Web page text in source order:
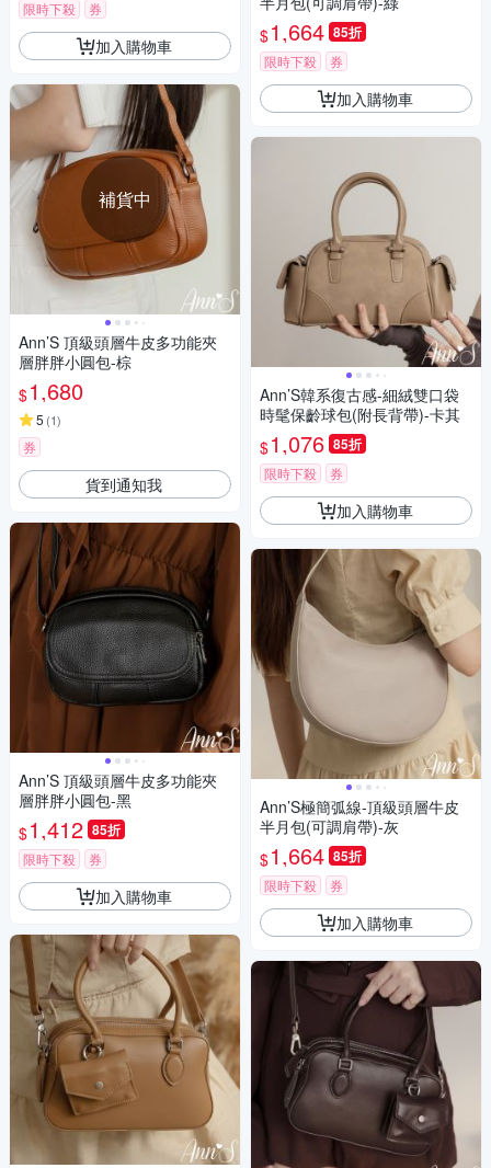
限時下殺 券
加入購物車
補貨中
Ann’S 頂級頭層牛皮多功能夾
層胖胖小圓包-棕
$1,680
5 (1)
券
貨到通知我
Ann’S 頂級頭層牛皮多功能夾
層胖胖小圓包-黑
$1,412 85折
限時下殺 券
加入購物車
$1,664 85折
限時下殺 券
加入購物車
Ann’S韓系復古感-細絨雙口袋
時髦保齡球包(附長背帶)-卡其
$1,076 85折
限時下殺 券
加入購物車
Ann’S極簡弧線-頂級頭層牛皮
半月包(可調肩帶)-灰
$1,664 85折
限時下殺 券
加入購物車